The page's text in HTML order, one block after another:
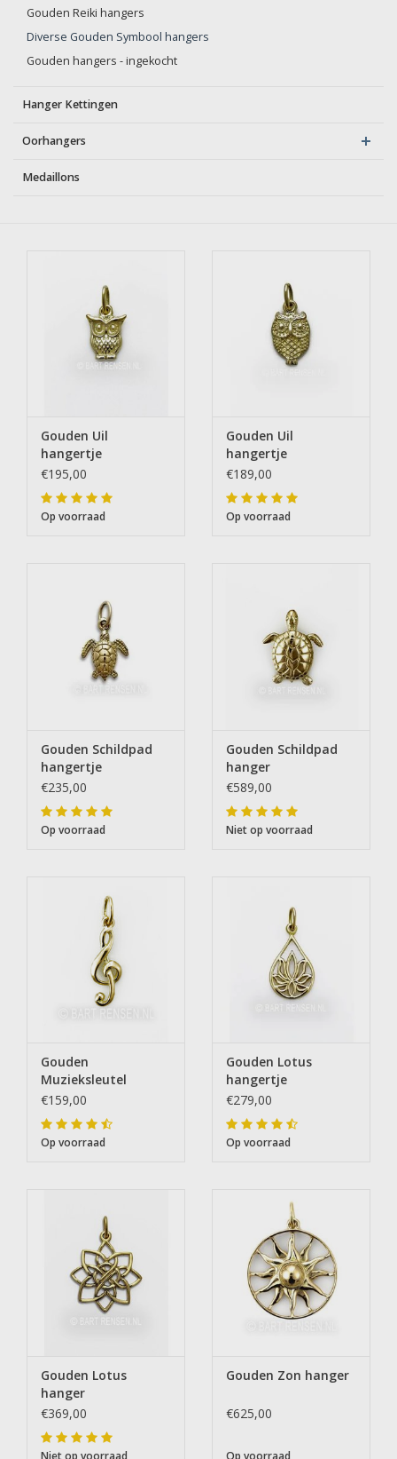
Gouden Reiki hangers
Diverse Gouden Symbool hangers
Gouden hangers - ingekocht
Hanger Kettingen
Oorhangers
Medaillons
Gouden Uil
hangertje
€195,00
Op voorraad
Gouden Uil
hangertje
€189,00
Op voorraad
Gouden Schildpad
hangertje
€235,00
Op voorraad
Gouden Schildpad
hanger
€589,00
Niet op voorraad
Gouden
Muzieksleutel
hanger
€159,00
Op voorraad
Gouden Lotus
hangertje
€279,00
Op voorraad
Gouden Lotus
hanger
€369,00
Niet op voorraad
Gouden Zon hanger
€625,00
Op voorraad